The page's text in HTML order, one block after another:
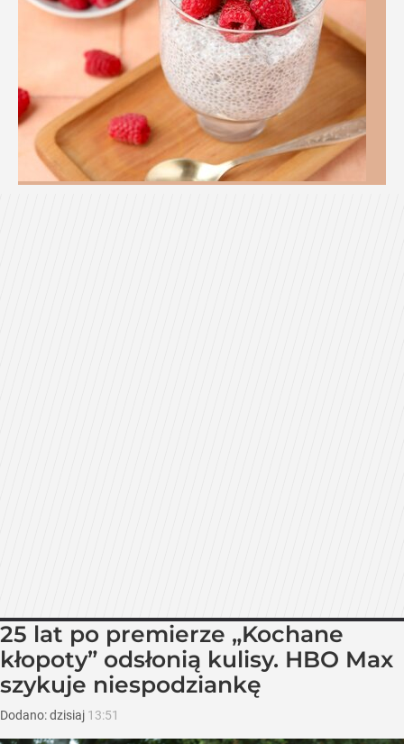
25 lat po premierze „Kochane
kłopoty” odsłonią kulisy. HBO Max
szykuje niespodziankę
Dodano:dzisiaj 13:51